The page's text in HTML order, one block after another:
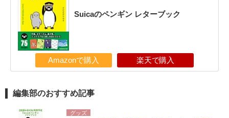
Suicaのペンギン レターブック
Amazonで購入 楽天で購入
編集部のおすすめ記事
グッズ